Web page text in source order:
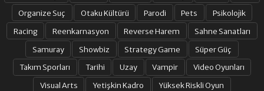
Organize Suç
Otaku Kültürü Parodi Pets
Psikolojik
Racing
Reenkarnasyon Reverse Harem
Sahne Sanatları
Samuray
Showbiz Strategy Game
Süper Güç
Takım Sporları
Tarihi Uzay Vampir
Video Oyunları
Visual Arts
Yetişkin Kadro
Yüksek Riskli Oyun